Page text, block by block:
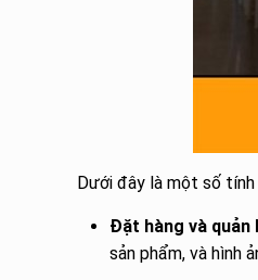
Dưới đây là một số tính
Đặt hàng và quản
sản phẩm, và hình